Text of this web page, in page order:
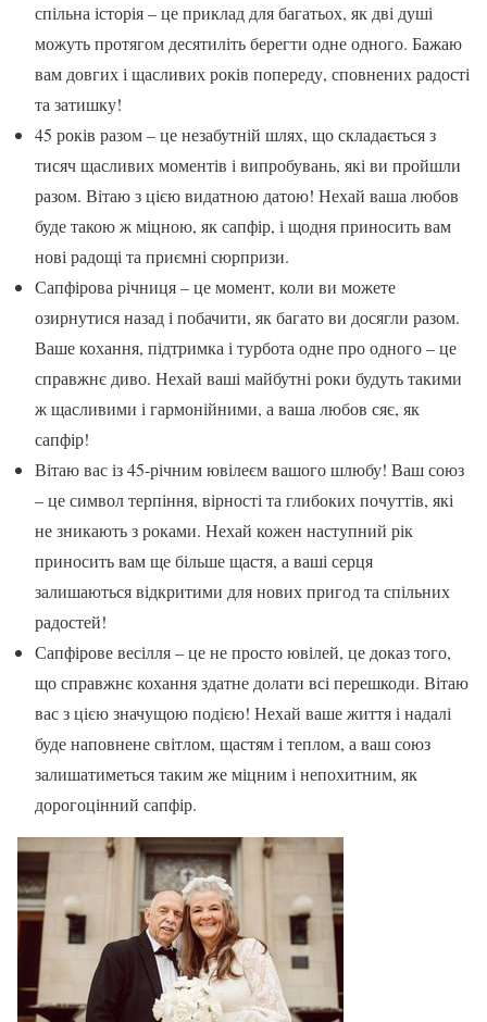
спільна історія – це приклад для багатьох, як дві душі
можуть протягом десятиліть берегти одне одного. Бажаю
вам довгих і щасливих років попереду, сповнених радості
та затишку!
45 років разом – це незабутній шлях, що складається з
тисяч щасливих моментів і випробувань, які ви пройшли
разом. Вітаю з цією видатною датою! Нехай ваша любов
буде такою ж міцною, як сапфір, і щодня приносить вам
нові радощі та приємні сюрпризи.
Сапфірова річниця – це момент, коли ви можете
озирнутися назад і побачити, як багато ви досягли разом.
Ваше кохання, підтримка і турбота одне про одного – це
справжнє диво. Нехай ваші майбутні роки будуть такими
ж щасливими і гармонійними, а ваша любов сяє, як
сапфір!
Вітаю вас із 45-річним ювілеєм вашого шлюбу! Ваш союз
– це символ терпіння, вірності та глибоких почуттів, які
не зникають з роками. Нехай кожен наступний рік
приносить вам ще більше щастя, а ваші серця
залишаються відкритими для нових пригод та спільних
радостей!
Сапфірове весілля – це не просто ювілей, це доказ того,
що справжнє кохання здатне долати всі перешкоди. Вітаю
вас з цією значущою подією! Нехай ваше життя і надалі
буде наповнене світлом, щастям і теплом, а ваш союз
залишатиметься таким же міцним і непохитним, як
дорогоцінний сапфір.